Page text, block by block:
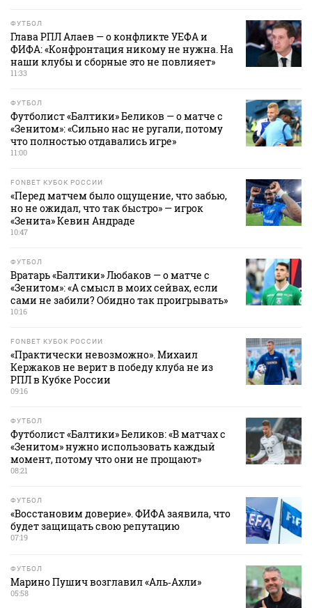
ФУТБОЛ
Глава РПЛ Алаев — о конфликте УЕФА и
ФИФА: «Конфронтация никому не нужна. На
наши клубы и сборные это не повлияет»
11:33
ФУТБОЛ
Футболист «Балтики» Беликов — о матче с
«Зенитом»: «Сильно нас не ругали, потому
что полностью отдавались игре»
11:00
FONBET КУБОК РОССИИ
«Перед матчем было ощущение, что забью,
но не ожидал, что так быстро» — игрок
«Зенита» Кевин Андраде
10:47
ФУТБОЛ
Вратарь «Балтики» Любаков — о матче с
«Зенитом»: «А смысл в моих сейвах, если
сами не забили? Обидно так проигрывать»
10:16
FONBET КУБОК РОССИИ
«Практически невозможно». Михаил
Кержаков не верит в победу клуба не из
РПЛ в Кубке России
09:16
ФУТБОЛ
Футболист «Балтики» Беликов: «В матчах с
«Зенитом» нужно использовать каждый
момент, потому что они не прощают»
08:21
ФУТБОЛ
«Восстановим доверие». ФИФА заявила, что
будет защищать свою репутацию
07:19
ФУТБОЛ
Марино Пушич возглавил «Аль‑Ахли»
05:58